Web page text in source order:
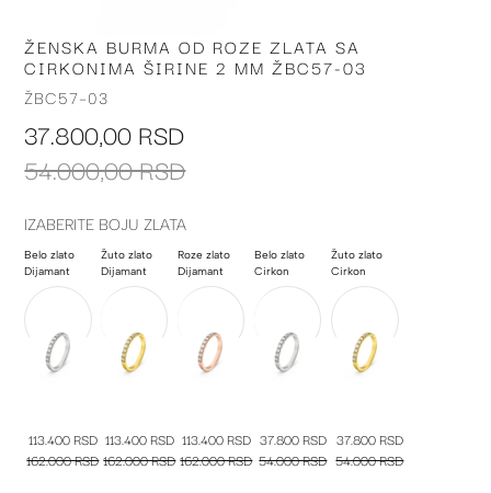
Skip
to
the
of
images
ŽENSKA BURMA OD ROZE ZLATA SA
CIRKONIMA ŠIRINE 2 MM ŽBC57-03
ŽBC57-03
37.800,00 RSD
54.000,00 RSD
IZABERITE BOJU ZLATA
Belo zlato
Dijamant
113.400 RSD
162.000 RSD
Žuto zlato
Dijamant
113.400 RSD
162.000 RSD
Roze zlato
Dijamant
113.400 RSD
162.000 RSD
Belo zlato
Cirkon
37.800 RSD
54.000 RSD
Žuto zlato
Cirkon
37.800 RSD
54.000 RSD